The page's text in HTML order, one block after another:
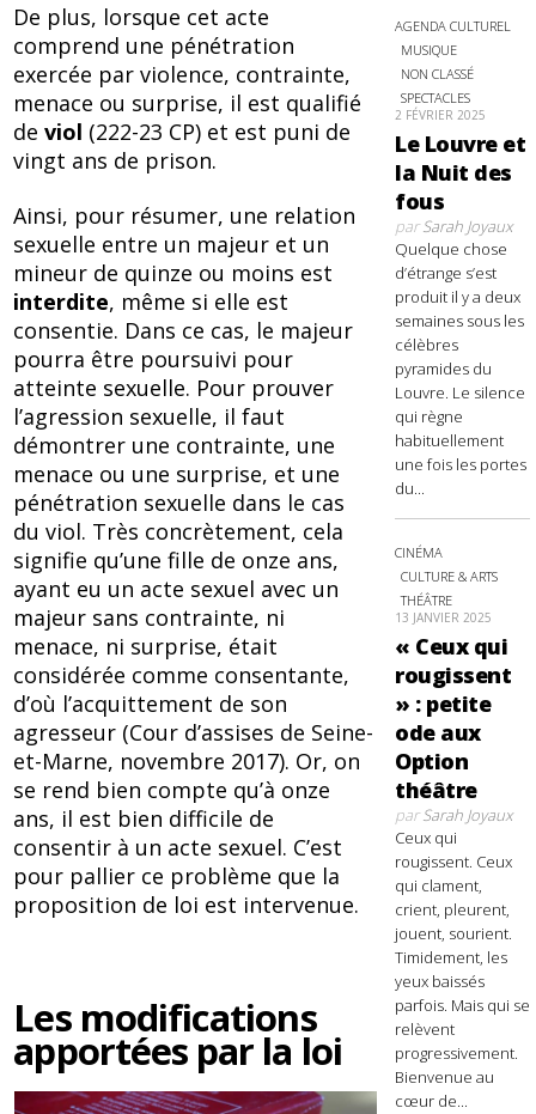
De plus, lorsque cet acte
comprend une pénétration
exercée par violence, contrainte,
menace ou surprise, il est qualifié
deviol (222-23 CP) et est puni de
vingt ans de prison.
Ainsi, pour résumer, une relation
sexuelle entre un majeur et un
mineur de quinze ou moins est
interdite, même si elle est
consentie. Dans ce cas, le majeur
pourra être poursuivi pour
atteinte sexuelle. Pour prouver
l’agression sexuelle, il faut
démontrer une contrainte, une
menace ou une surprise, et une
pénétration sexuelle dans le cas
du viol. Très concrètement, cela
signifie qu’une fille de onze ans,
ayant eu un acte sexuel avec un
majeur sans contrainte, ni
menace, ni surprise, était
considérée comme consentante,
d’où l’acquittement de son
agresseur (Cour d’assises de Seine-
et-Marne, novembre 2017). Or, on
se rend bien compte qu’à onze
ans, il est bien difficile de
consentir à un acte sexuel. C’est
pour pallier ce problème que la
proposition de loi est intervenue.
Les modifications
apportées par la loi
AGENDA CULTUREL
MUSIQUE
NON CLASSÉ
SPECTACLES
2 FÉVRIER 2025
Le Louvre et
la Nuit des
fous
parSarah Joyaux
Quelque chose
d’étrange s’est
produit il y a deux
semaines sous les
célèbres
pyramides du
Louvre. Le silence
qui règne
habituellement
une fois les portes
du...
CINÉMA
CULTURE & ARTS
THÉÂTRE
13 JANVIER 2025
« Ceux qui
rougissent
» : petite
ode aux
Option
théâtre
parSarah Joyaux
Ceux qui
rougissent. Ceux
qui clament,
crient, pleurent,
jouent, sourient.
Timidement, les
yeux baissés
parfois. Mais qui se
relèvent
progressivement.
Bienvenue au
cœur de...